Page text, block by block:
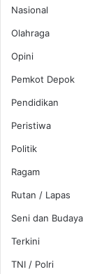
Nasional
Olahraga
Opini
Pemkot Depok
Pendidikan
Peristiwa
Politik
Ragam
Rutan / Lapas
Seni dan Budaya
Terkini
TNI / Polri